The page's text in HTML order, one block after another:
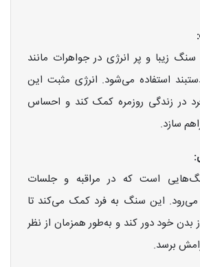
زیبا و پر انرژی در جواهرات مانند
استفاده می‌شود. انرژی مثبت این
در زندگی روزمره کمک کند و احساس
سازد.
است که در مراقبه و جلسات
می‌رود. این سنگ به فرد کمک می‌کند تا
بدن خود دور کند و به‌طور همزمان از نظر
برسد.